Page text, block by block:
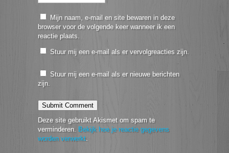
Mijn naam, e-mail en site bewaren in deze
browser voor de volgende keer wanneer ik een
reactie plaats.
Stuur mij een e-mail als er vervolgreacties zijn.
Stuur mij een e-mail als er nieuwe berichten
zijn.
Deze site gebruikt Akismet om spam te
verminderen. Bekijk hoe je reactie gegevens
worden verwerkt.